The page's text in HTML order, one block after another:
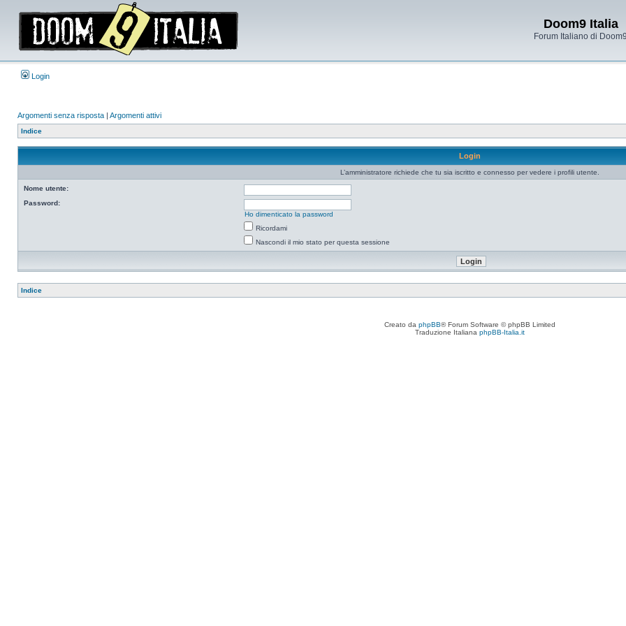
Doom9 Italia
Forum Italiano di Doom9
Login
Argomenti senza risposta | Argomenti attivi
Indice
Login
L’amministratore richiede che tu sia iscritto e connesso per vedere i profili utente.
Nome utente:
Password:
Ho dimenticato la password
Ricordami
Nascondi il mio stato per questa sessione
Indice
Creato da phpBB® Forum Software © phpBB Limited
Traduzione Italiana phpBB-Italia.it